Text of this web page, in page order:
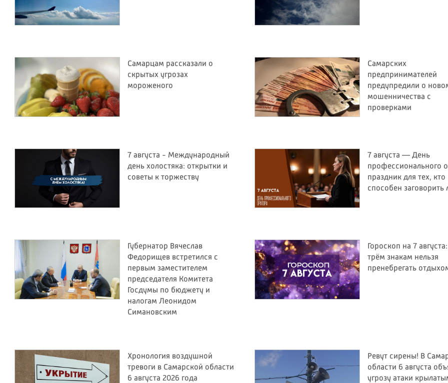
Самарцам рассказали о
скрытых угрозах
мороженого
Самарских
предпринимателей
предупредили о
мошенничества с
проверками
7 августа - Международный
день холостяка: открытки и
советы к торжеству
7 августа — День
профессионального
праздник для тех, кто
способен заговорить
Губернатор Вячеслав
Федорищев встретился с
первым заместителем
председателя Комитета
Госдумы по бюджету и
налогам Леонидом
Симановским
Гороскоп на 7
трём знакам нельзя
пренебрегать
Хронология воздушной
тревоги в Самарской области
6 августа 2026 года
Ревут сирены! В
области 6 августа
угрозу атаки